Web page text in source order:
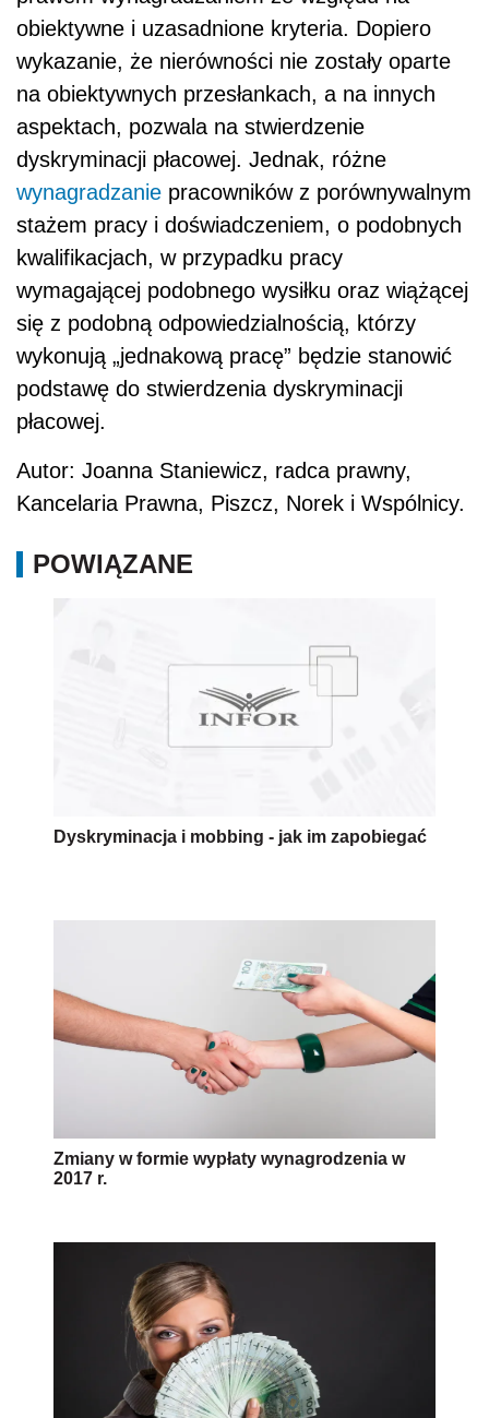
obiektywne i uzasadnione kryteria. Dopiero
wykazanie, że nierówności nie zostały oparte
na obiektywnych przesłankach, a na innych
aspektach, pozwala na stwierdzenie
dyskryminacji płacowej. Jednak, różne
wynagradzanie pracowników z porównywalnym
stażem pracy i doświadczeniem, o podobnych
kwalifikacjach, w przypadku pracy
wymagającej podobnego wysiłku oraz wiążącej
się z podobną odpowiedzialnością, którzy
wykonują „jednakową pracę” będzie stanowić
podstawę do stwierdzenia dyskryminacji
płacowej.
Autor: Joanna Staniewicz, radca prawny,
Kancelaria Prawna, Piszcz, Norek i Wspólnicy.
POWIĄZANE
Dyskryminacja i mobbing - jak im zapobiegać
Zmiany w formie wypłaty wynagrodzenia w
2017 r.